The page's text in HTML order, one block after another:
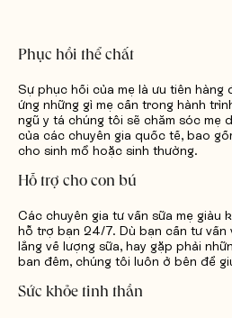
Phục hồi thể chất
Sự phục hồi của mẹ là ưu tiên
ứng những gì mẹ cần trong hành
ngũ y tá chúng tôi sẽ chăm sóc mẹ
của các chuyên gia quốc tế, bao
cho sinh mổ hoặc sinh thường.
Hỗ trợ cho con bú
Các chuyên gia tư vấn sữa mẹ giàu
hỗ trợ bạn 24/7. Dù bạn cần tư vấn
lắng về lượng sữa, hay gặp phải
ban đêm, chúng tôi luôn ở bên để
Sức khỏe tinh thần